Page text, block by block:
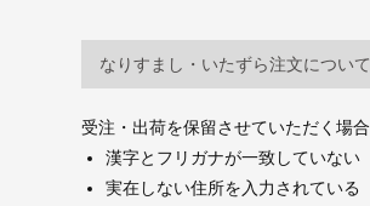
なりすまし・いたずら注文について
受注・出荷を保留させていただく場合
漢字とフリガナが一致していない
実在しない住所を入力されている